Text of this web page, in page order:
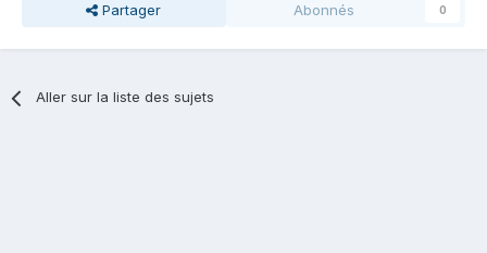
Partager Abonnés 0
Aller sur la liste des sujets